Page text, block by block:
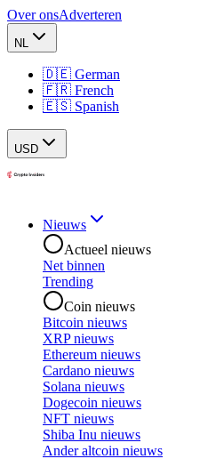
Over onsAdverteren
NL
🇩🇪 German
🇫🇷 French
🇪🇸 Spanish
USD
Nieuws
Actueel nieuws
Net binnen
Trending
Coin nieuws
Bitcoin nieuws
XRP nieuws
Ethereum nieuws
Cardano nieuws
Solana nieuws
Dogecoin nieuws
NFT nieuws
Shiba Inu nieuws
Ander altcoin nieuws